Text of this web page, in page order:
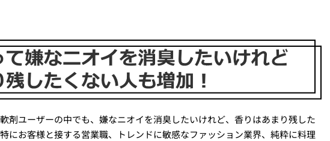
剤ユーザーの中でも、嫌なニオイを消臭したいけれど、香りはあまり残した
にお客様と接する営業職、トレンドに敏感なファッション業界、純粋に料理